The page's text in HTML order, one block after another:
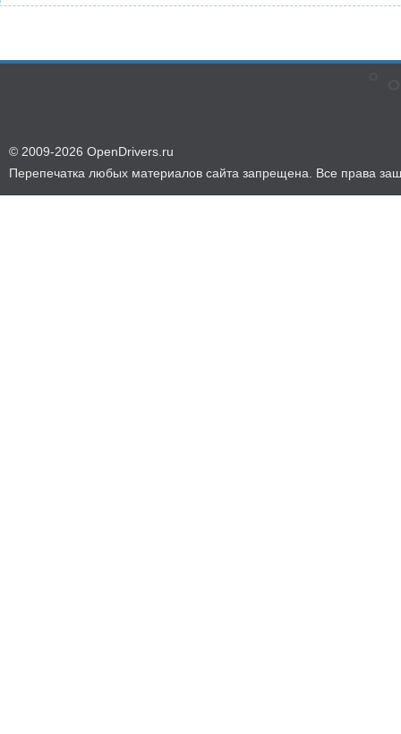
© 2009-2026 OpenDrivers.ru
Перепечатка любых материалов сайта запрещена. Все права